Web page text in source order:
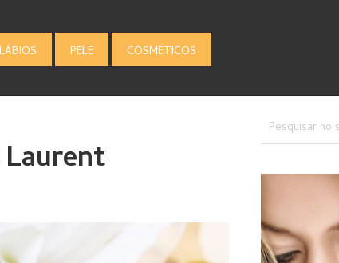
LÁBIOS PELE COSMÉTICOS